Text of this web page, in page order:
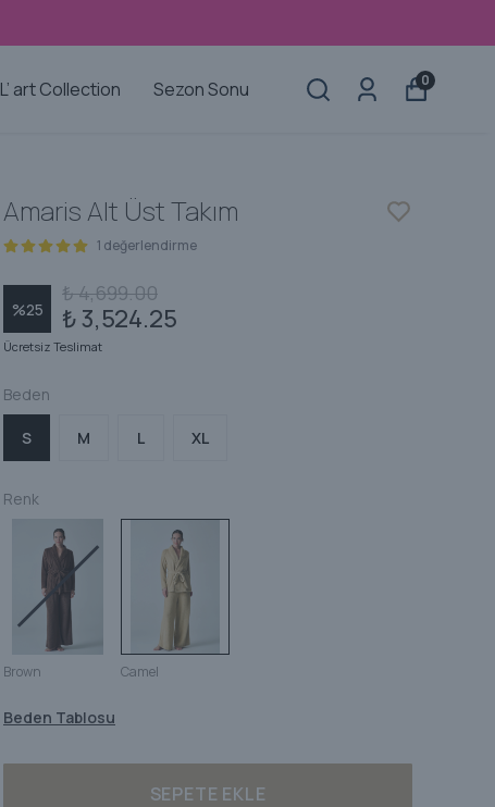
L’ art Collection Sezon Sonu 0
Amaris Alt Üst Takım
1 değerlendirme
%25
₺ 4,699.00
₺ 3,524.25
Ücretsiz Teslimat
Beden
S M L XL
Renk
Brown Camel
Beden Tablosu
SEPETE EKLE